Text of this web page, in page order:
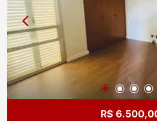
com as possibilidades que
proporcionar! Entre em contato para mais
informações e agende sua
R$